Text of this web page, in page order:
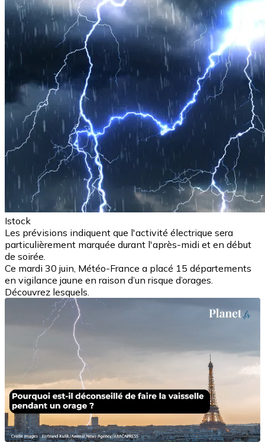
Istock
Les prévisions indiquent que l'activité électrique sera
particulièrement marquée durant l'après-midi et en début
de soirée.
Ce mardi 30 juin, Météo-France a placé 15 départements
en vigilance jaune en raison d’un risque d’orages.
Découvrez lesquels.